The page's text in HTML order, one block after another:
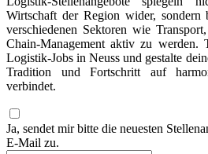
Wirtschaft der Region wider, sondern
verschiedenen Sektoren wie
Chain-Management aktiv zu
Logistik-Jobs in Neuss und gestalte
Tradition und Fortschritt auf
verbindet.
Ja, sendet mir bitte die neuesten
E-Mail zu.